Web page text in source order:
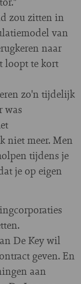
zou zitten in
van
naar
loopt te kort
zo'n tijdelijk
was
niet meer. Men
tijdens je
je op eigen
De Key wil
geven. En
aan